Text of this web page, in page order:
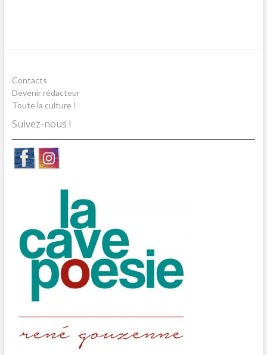
Contacts
Devenir rédacteur
Toute la culture !
Suivez-nous !